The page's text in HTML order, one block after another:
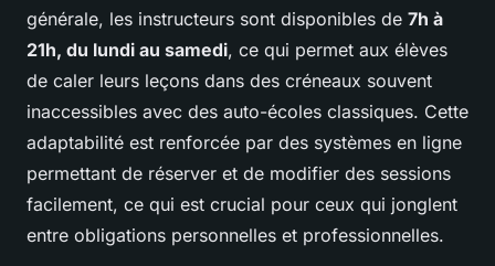
générale, les instructeurs sont disponibles de 7h à
21h, du lundi au samedi, ce qui permet aux élèves
de caler leurs leçons dans des créneaux souvent
inaccessibles avec des auto-écoles classiques. Cette
adaptabilité est renforcée par des systèmes en ligne
permettant de réserver et de modifier des sessions
facilement, ce qui est crucial pour ceux qui jonglent
entre obligations personnelles et professionnelles.